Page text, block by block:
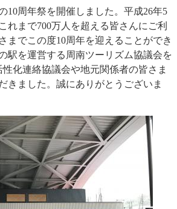
10周年祭を開催しました。平成26年5
れまで700万人を超える皆さんにご利
までこの度10周年を迎えることができ
駅を運営する周南ツーリズム協議会を
化連絡協議会や地元関係者の皆さま
きました。誠にありがとうございま